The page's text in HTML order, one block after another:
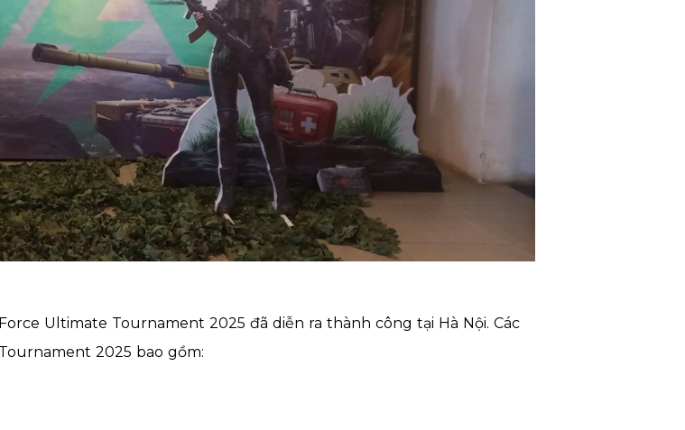
Ultimate Tournament 2025 đã diễn ra thành công tại Hà Nội. Các
2025 bao gồm: